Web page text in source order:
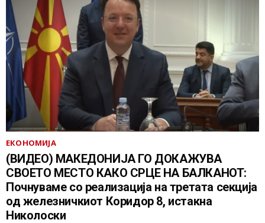
ЕКОНОМИЈА
(ВИДЕО) МАКЕДОНИЈА ГО ДОКАЖУВА
СВОЕТО МЕСТО КАКО СРЦЕ НА БАЛКАНОТ:
Почнуваме со реализација на третата секција
од железничкиот Коридор 8, истакна
Николоски